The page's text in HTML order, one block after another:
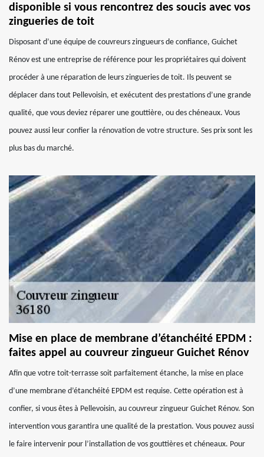
disponible si vous rencontrez des soucis avec vos
zingueries de toit
Disposant d’une équipe de couvreurs zingueurs de confiance, Guichet
Rénov est une entreprise de référence pour les propriétaires qui doivent
procéder à une réparation de leurs zingueries de toit. Ils peuvent se
déplacer dans tout Pellevoisin, et exécutent des prestations d’une grande
qualité, que vous deviez réparer une gouttière, ou des chéneaux. Vous
pouvez aussi leur confier la rénovation de votre structure. Ses prix sont les
plus bas du marché.
Mise en place de membrane d’étanchéité EPDM :
faites appel au couvreur zingueur Guichet Rénov
Afin que votre toit-terrasse soit parfaitement étanche, la mise en place
d’une membrane d’étanchéité EPDM est requise. Cette opération est à
confier, si vous êtes à Pellevoisin, au couvreur zingueur Guichet Rénov. Son
intervention vous garantira une qualité de la prestation. Vous pouvez aussi
le faire intervenir pour l’installation de vos gouttières et chéneaux. Pour